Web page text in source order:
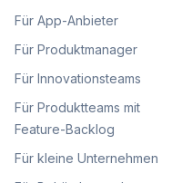
Für App-Anbieter
Für Produktmanager
Für Innovationsteams
Für Produktteams mit
Feature-Backlog
Für kleine Unternehmen